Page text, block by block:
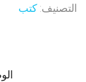
التصنيف: كتب